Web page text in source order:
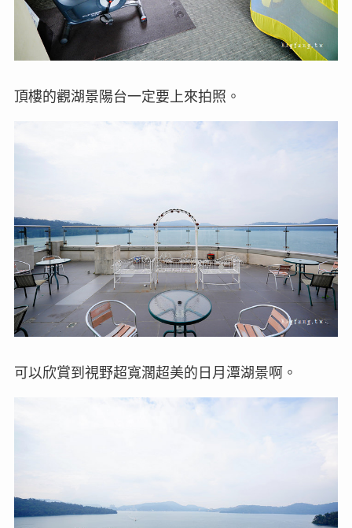
頂樓的觀湖景陽台一定要上來拍照。
可以欣賞到視野超寬濶超美的日月潭湖景啊。